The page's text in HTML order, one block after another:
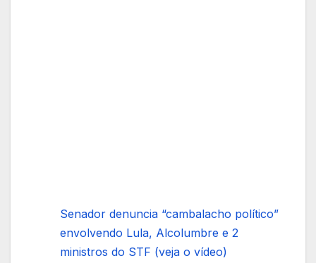
Senador denuncia “cambalacho político”
envolvendo Lula, Alcolumbre e 2
ministros do STF (veja o vídeo)